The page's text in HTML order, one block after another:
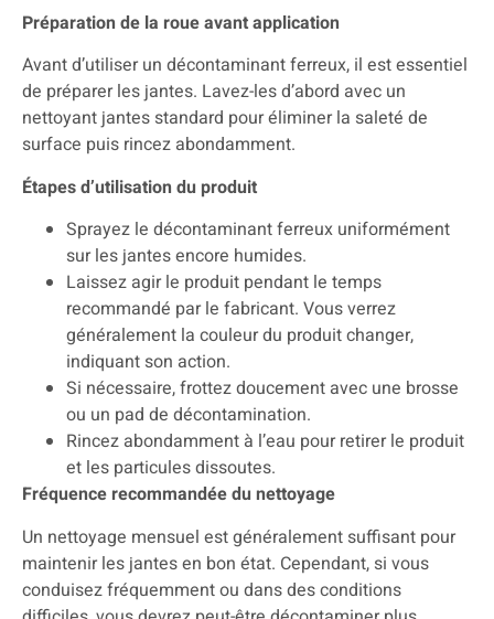
Préparation de la roue avant application
Avant d’utiliser un décontaminant ferreux, il est essentiel
de préparer les jantes. Lavez-les d’abord avec un
nettoyant jantes standard pour éliminer la saleté de
surface puis rincez abondamment.
Étapes d’utilisation du produit
Sprayez le décontaminant ferreux uniformément
sur les jantes encore humides.
Laissez agir le produit pendant le temps
recommandé par le fabricant. Vous verrez
généralement la couleur du produit changer,
indiquant son action.
Si nécessaire, frottez doucement avec une brosse
ou un pad de décontamination.
Rincez abondamment à l’eau pour retirer le produit
et les particules dissoutes.
Fréquence recommandée du nettoyage
Un nettoyage mensuel est généralement suffisant pour
maintenir les jantes en bon état. Cependant, si vous
conduisez fréquemment ou dans des conditions